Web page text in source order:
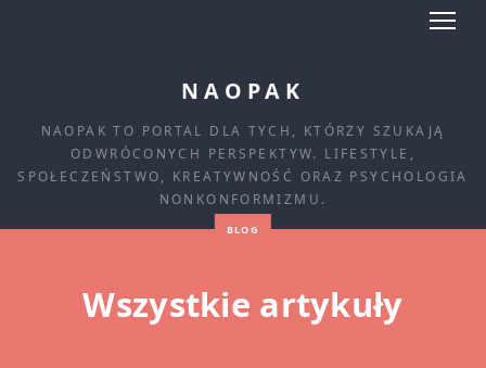
NAOPAK
NAOPAK TO PORTAL DLA TYCH, KTÓRZY SZUKAJĄ
ODWRÓCONYCH PERSPEKTYW. LIFESTYLE,
SPOŁECZEŃSTWO, KREATYWNOŚĆ ORAZ PSYCHOLOGIA
NONKONFORMIZMU.
BLOG
Wszystkie artykuły